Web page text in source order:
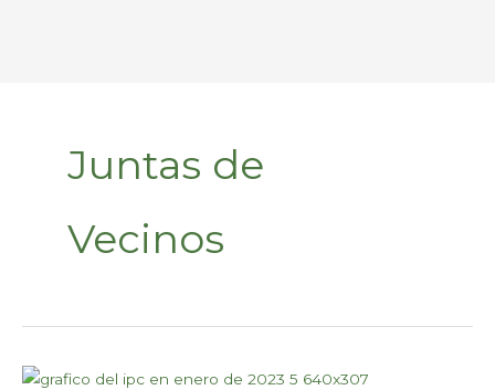
Juntas de
Vecinos
SUBIDA